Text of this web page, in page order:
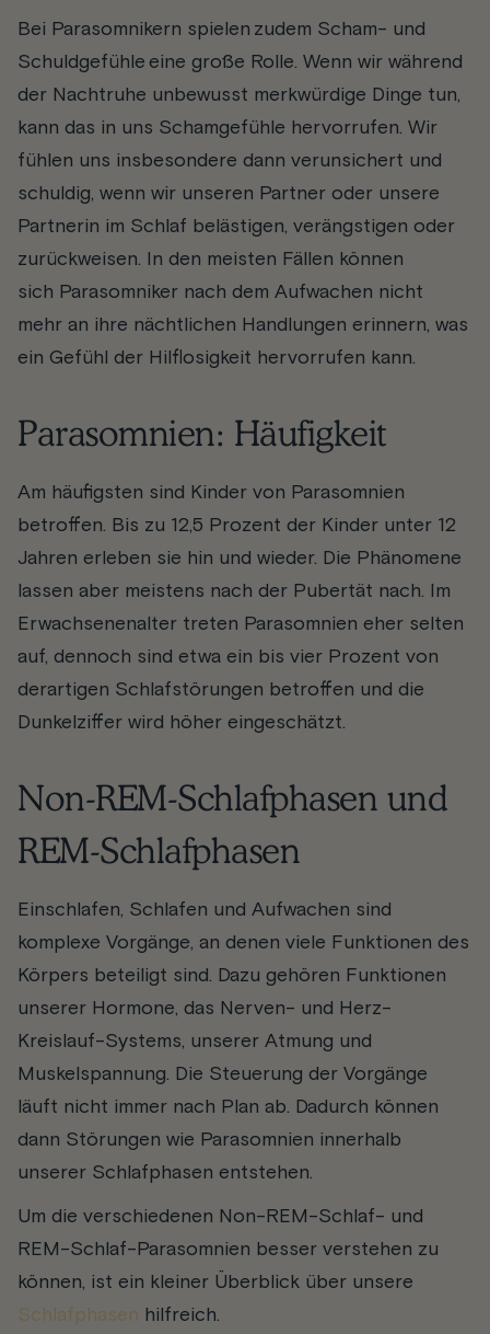
Bei Parasomnikern spielen zudem Scham- und
Schuldgefühle eine große Rolle. Wenn wir während
der Nachtruhe unbewusst merkwürdige Dinge tun,
kann das in uns Schamgefühle hervorrufen. Wir
fühlen uns insbesondere dann verunsichert und
schuldig, wenn wir unseren Partner oder unsere
Partnerin im Schlaf belästigen, verängstigen oder
zurückweisen. In den meisten Fällen können
sich Parasomniker nach dem Aufwachen nicht
mehr an ihre nächtlichen Handlungen erinnern, was
ein Gefühl der Hilflosigkeit hervorrufen kann.
Parasomnien: Häufigkeit
Am häufigsten sind Kinder von Parasomnien
betroffen. Bis zu 12,5 Prozent der Kinder unter 12
Jahren erleben sie hin und wieder. Die Phänomene
lassen aber meistens nach der Pubertät nach. Im
Erwachsenenalter treten Parasomnien eher selten
auf, dennoch sind etwa ein bis vier Prozent von
derartigen Schlafstörungen betroffen und die
Dunkelziffer wird höher eingeschätzt.
Non-REM-Schlafphasen und
REM-Schlafphasen
Einschlafen, Schlafen und Aufwachen sind
komplexe Vorgänge, an denen viele Funktionen des
Körpers beteiligt sind. Dazu gehören Funktionen
unserer Hormone, das Nerven- und Herz-
Kreislauf-Systems, unserer Atmung und
Muskelspannung. Die Steuerung der Vorgänge
läuft nicht immer nach Plan ab. Dadurch können
dann Störungen wie Parasomnien innerhalb
unserer Schlafphasen entstehen.
Um die verschiedenen Non-REM-Schlaf- und
REM-Schlaf-Parasomnien besser verstehen zu
können, ist ein kleiner Überblick über unsere
Schlafphasen hilfreich.